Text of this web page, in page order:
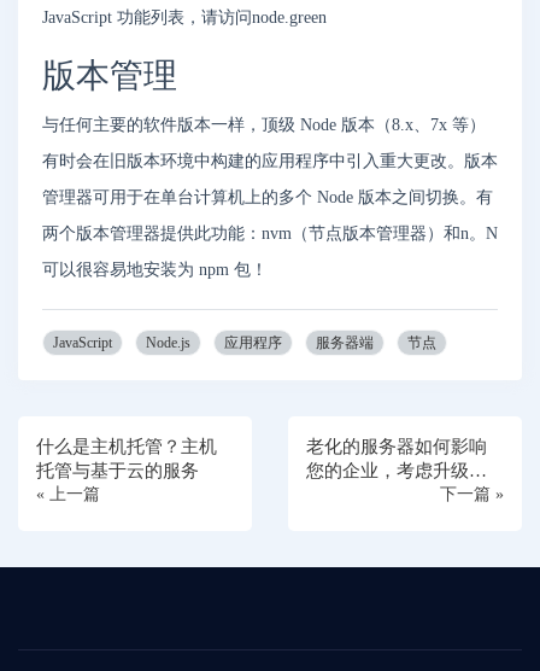
JavaScript 功能列表，请访问node.green
版本管理
与任何主要的软件版本一样，顶级 Node 版本（8.x、7x 等）
有时会在旧版本环境中构建的应用程序中引入重大更改。版本
管理器可用于在单台计算机上的多个 Node 版本之间切换。有
两个版本管理器提供此功能：nvm（节点版本管理器）和n。N
可以很容易地安装为 npm 包！
JavaScript Node.js 应用程序 服务器端 节点
什么是主机托管？主机
托管与基于云的服务
« 上一篇
老化的服务器如何影响
您的企业，考虑升级您
下一篇 »